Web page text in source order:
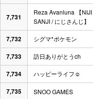
7,731
Reza Avanluna 【NIJI
SANJI / にじさんじ】
7,732 シグマ*ポケモン
7,733 訪日ありがとうch
7,734 ハッピーライフ☺︎
7,735 SNOO GAMES